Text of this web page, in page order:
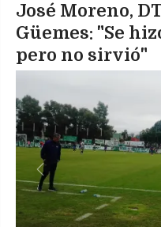
José Moreno,
Güemes: "Se
pero no sirvió"
Previous